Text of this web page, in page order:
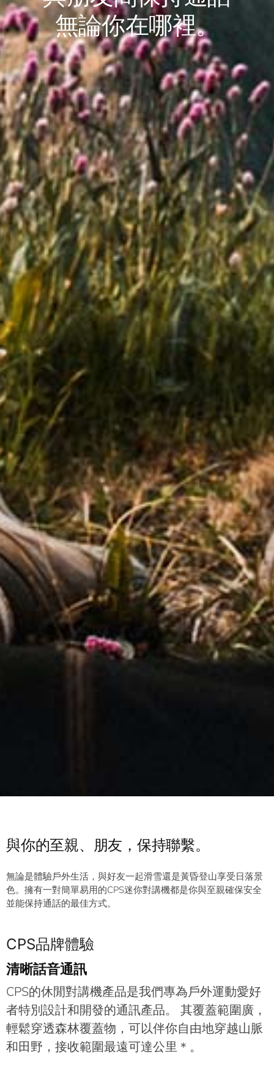
無論你在哪裡。
與你的至親、朋友，保持聯繫。
無論是體驗戶外生活，與好友一起滑雪還是黃昏登山享受日落景
色。擁有一對簡單易用的CPS迷你對講機都是你與至親確保安全
並能保持通話的最佳方式。
CPS品牌體驗
清晰話音通訊
CPS的休閒對講機產品是我們專為戶外運動愛好
者特別設計和開發的通訊產品。 其覆蓋範圍廣，
輕鬆穿透森林覆蓋物，可以伴你自由地穿越山脈
和田野，接收範圍最遠可達公里＊。